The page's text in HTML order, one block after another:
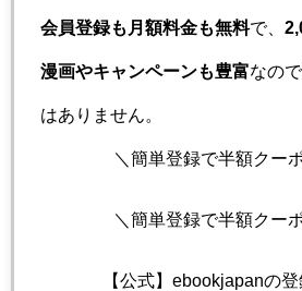
会員登録も月額料金も無料で、
漫画やキャンペーンも豊富なの
はありません。
＼簡単登録で半額クー
＼簡単登録で半額クー
【公式】ebookjapanの